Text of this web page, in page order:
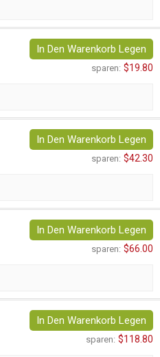
In Den Warenkorb Legen
sparen: $19.80
In Den Warenkorb Legen
sparen: $42.30
In Den Warenkorb Legen
sparen: $66.00
In Den Warenkorb Legen
sparen: $118.80